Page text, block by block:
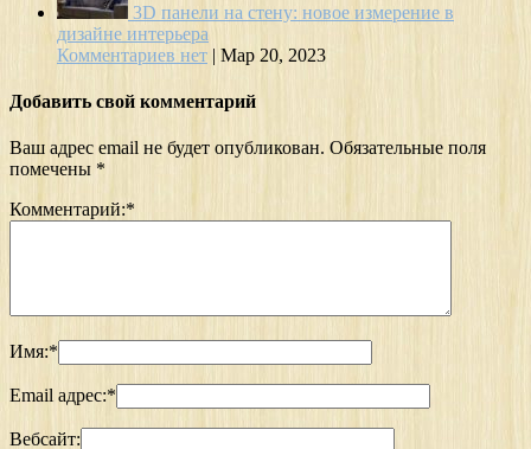
3D панели на стену: новое измерение в
дизайне интерьера
Комментариев нет | Мар 20, 2023
Добавить свой комментарий
Ваш адрес email не будет опубликован. Обязательные поля
помечены *
Комментарий:*
Имя:*
Email адрес:*
Вебсайт: